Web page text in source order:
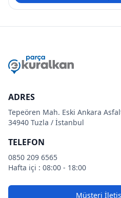
ADRES
Tepeören Mah. Eski Ankara
34940 Tuzla / İstanbul
TELEFON
0850 209 6565
Hafta içi : 08:00 - 18:00
Müşteri